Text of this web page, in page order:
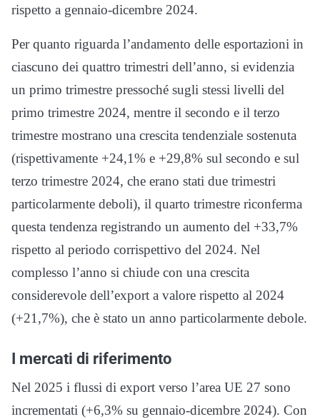
rispetto a gennaio-dicembre 2024.
Per quanto riguarda l’andamento delle esportazioni in
ciascuno dei quattro trimestri dell’anno, si evidenzia
un primo trimestre pressoché sugli stessi livelli del
primo trimestre 2024, mentre il secondo e il terzo
trimestre mostrano una crescita tendenziale sostenuta
(rispettivamente +24,1% e +29,8% sul secondo e sul
terzo trimestre 2024, che erano stati due trimestri
particolarmente deboli), il quarto trimestre riconferma
questa tendenza registrando un aumento del +33,7%
rispetto al periodo corrispettivo del 2024. Nel
complesso l’anno si chiude con una crescita
considerevole dell’export a valore rispetto al 2024
(+21,7%), che è stato un anno particolarmente debole.
I mercati di riferimento
Nel 2025 i flussi di export verso l’area UE 27 sono
incrementati (+6,3% su gennaio-dicembre 2024). Con